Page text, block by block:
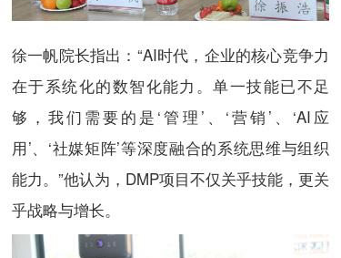
徐一帆院长指出：“AI时代，企业的核心竞争力
在于系统化的数智化能力。单一技能已不足
够，我们需要的是‘管理’、‘营销’、‘AI应
用’、‘社媒矩阵’等深度融合的系统思维与组织
能力。”他认为，DMP项目不仅关乎技能，更关
乎战略与增长。